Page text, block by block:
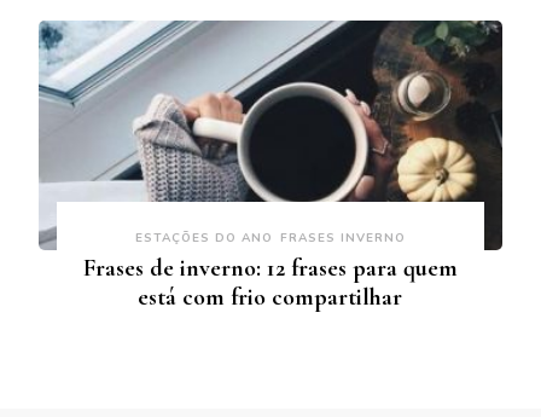
ESTAÇÕES DO ANO FRASES INVERNO
Frases de inverno: 12 frases para quem
está com frio compartilhar